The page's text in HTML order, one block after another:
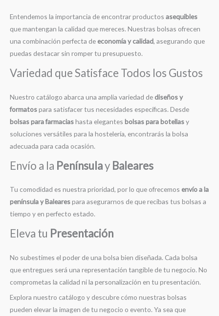
Entendemos la importancia de encontrar productos asequibles
que mantengan la calidad que mereces. Nuestras bolsas ofrecen
una combinación perfecta de economía y calidad, asegurando que
puedas destacar sin romper tu presupuesto.
Variedad que Satisface Todos los Gustos
Nuestro catálogo abarca una amplia variedad de diseños y
formatospara satisfacer tus necesidades específicas. Desde
bolsas para farmaciashasta elegantes bolsas para botellasy
soluciones versátiles para la hostelería, encontrarás la bolsa
adecuada para cada ocasión.
Envío a la Penínsulay Baleares
Tu comodidad es nuestra prioridad, por lo que ofrecemos envío a la
península y Balearespara asegurarnos de que recibas tus bolsas a
tiempo y en perfecto estado.
Eleva tu Presentación
No subestimes el poder de una bolsa bien diseñada. Cada bolsa
que entregues será una representación tangible de tu negocio. No
comprometas la calidad ni la personalización en tu presentación.
Explora nuestro catálogo y descubre cómo nuestras bolsas
pueden elevar la imagen de tu negocio o evento. Ya sea que